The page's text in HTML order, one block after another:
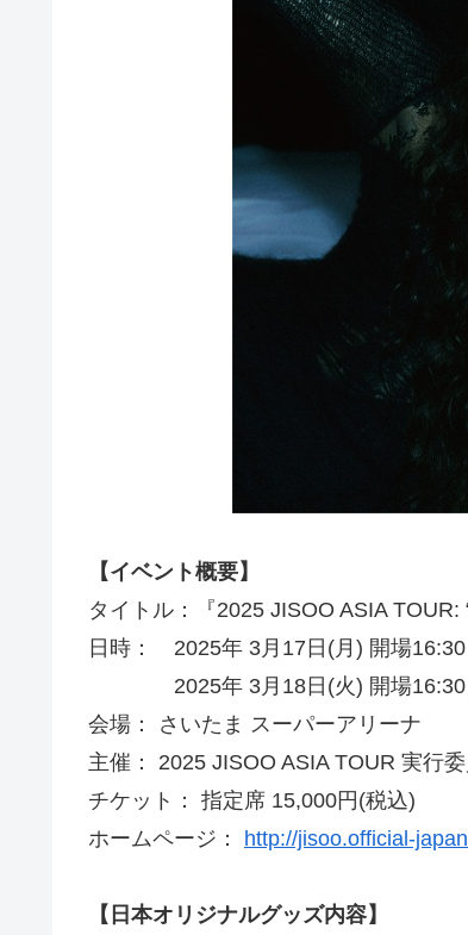
【イベント概要】
タイトル：『2025 JISOO ASIA TOUR:
日時： 2025年 3月17日(月) 開場
2025年 3月18日(火) 開場16:30
会場： さいたま スーパーアリーナ
主催： 2025 JISOO ASIA TOUR 実行
チケット： 指定席 15,000円(税込)
ホームページ： http://jisoo.official-
【日本オリジナルグッズ内容】